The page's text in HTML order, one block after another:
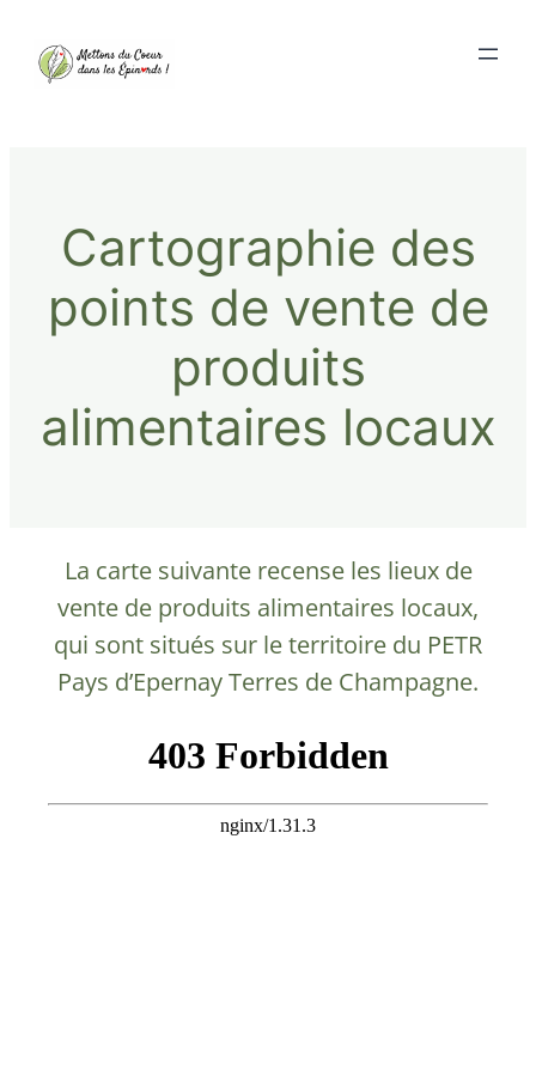
Cartographie des
points de vente de
produits
alimentaires locaux
La carte suivante recense les lieux de
vente de produits alimentaires locaux,
qui sont situés sur le territoire du PETR
Pays d’Epernay Terres de Champagne.